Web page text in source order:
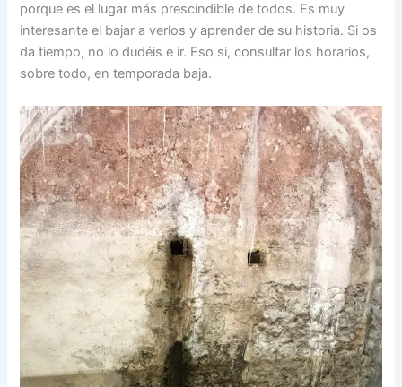
porque es el lugar más prescindible de todos. Es muy
interesante el bajar a verlos y aprender de su historia. Si os
da tiempo, no lo dudéis e ir. Eso si, consultar los horarios,
sobre todo, en temporada baja.